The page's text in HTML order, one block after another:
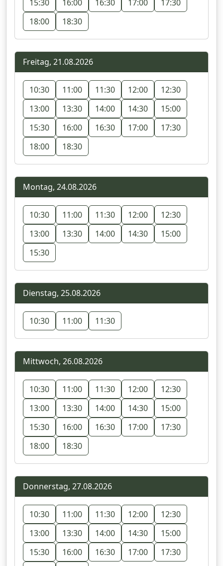
15:30
16:00 16:30 17:00
17:30
18:00
18:30
Freitag, 21.08.2026
10:30 11:00 11:30 12:00
12:30
13:00
13:30 14:00 14:30
15:00
15:30
16:00 16:30 17:00
17:30
18:00
18:30
Montag, 24.08.2026
10:30 11:00 11:30 12:00
12:30
13:00
13:30 14:00 14:30
15:00
15:30
Dienstag, 25.08.2026
10:30 11:00 11:30
Mittwoch, 26.08.2026
10:30 11:00 11:30 12:00
12:30
13:00
13:30 14:00 14:30
15:00
15:30
16:00 16:30 17:00
17:30
18:00
18:30
Donnerstag, 27.08.2026
10:30 11:00 11:30 12:00
12:30
13:00
13:30 14:00 14:30
15:00
15:30
16:00 16:30 17:00
17:30